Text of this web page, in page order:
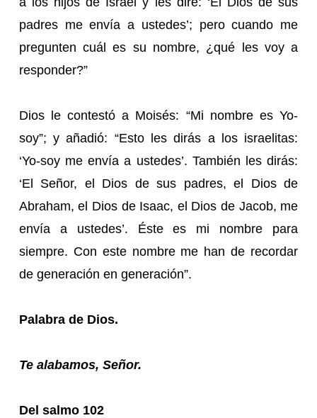
padres me envía a ustedes’; pero cuando me
pregunten cuál es su nombre, ¿qué les voy a
responder?”
Dios le contestó a Moisés: “Mi nombre es Yo-
soy”; y añadió: “Esto les dirás a los israelitas:
‘Yo-soy me envía a ustedes’. También les dirás:
‘El Señor, el Dios de sus padres, el Dios de
Abraham, el Dios de Isaac, el Dios de Jacob, me
envía a ustedes’. Éste es mi nombre para
siempre. Con este nombre me han de recordar
de generación en generación”.
Palabra de Dios.
Te alabamos, Señor.
Del salmo 102